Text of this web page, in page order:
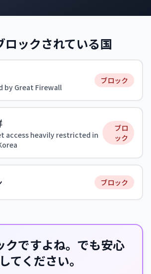
ックされている国
by Great Firewall
ブロック
access heavily restricted in
ブロ
ック
ブロック
クですよね。でも安心
してください。